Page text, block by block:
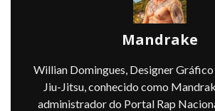
Mandrake
Willian Domingues, Designer
Jiu-Jitsu, conhecido como
administrador do Portal Rap